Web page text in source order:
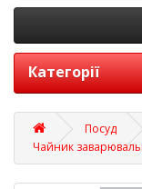
Категорії
Посуд
Чайник